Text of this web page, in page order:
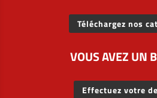
Téléchargez nos
VOUS AVEZ UN
Effectuez votre